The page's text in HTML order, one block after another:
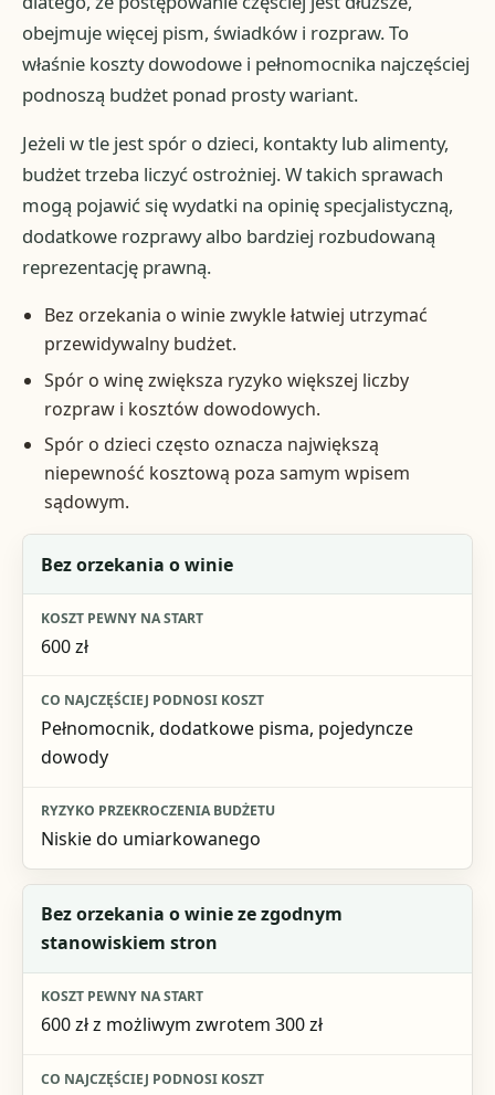
obejmuje więcej pism, świadków i rozpraw. To
właśnie koszty dowodowe i pełnomocnika najczęściej
podnoszą budżet ponad prosty wariant.
Jeżeli w tle jest spór o dzieci, kontakty lub alimenty,
budżet trzeba liczyć ostrożniej. W takich sprawach
mogą pojawić się wydatki na opinię specjalistyczną,
dodatkowe rozprawy albo bardziej rozbudowaną
reprezentację prawną.
Bez orzekania o winie zwykle łatwiej utrzymać
przewidywalny budżet.
Spór o winę zwiększa ryzyko większej liczby
rozpraw i kosztów dowodowych.
Spór o dzieci często oznacza największą
niepewność kosztową poza samym wpisem
sądowym.
Wariant sprawy
Koszt pewny na start
Ryzyko przekroczenia budżetu
Bez orzekania o winie
600 zł
Pełnomocnik, dodatkowe pisma, pojedyncze
dowody
Niskie do umiarkowanego
Bez orzekania o winie ze zgodnym
stanowiskiem stron
600 zł z możliwym zwrotem 300 zł